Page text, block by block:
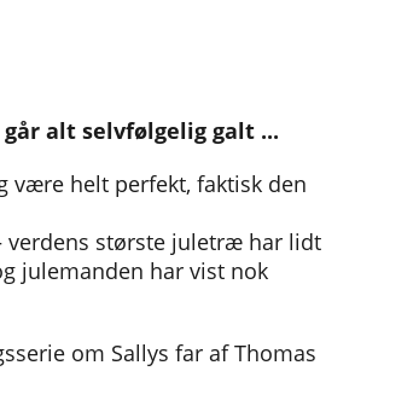
alt selvfølgelig galt ...
være helt perfekt, faktisk den
verdens største juletræ har lidt
julemanden har vist nok
om Sallys far af Thomas